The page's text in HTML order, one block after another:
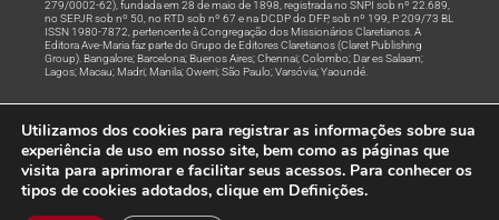
279/0002-62), fundada em 28 de maio de 1898, registrada no SNPI sob nº 22.689,
no SEPJR sob nº 50, no RTD sob nº 67 e na DCDP do DFP, sob nº 199, P. 209/73 BL
ISSN 1980-7872, pertencente à Congregação dos Missionários Claretianos. A
Editora Ave-Maria faz parte do Grupo de Editores Claretianos (Claret Publishing
Group). Bangalore; Barcelona; Buenos Aires; Chennai; Colombo; Dar es Salaam;
Lagos; Macau; Madri; Manila; Owerri; São Paulo; Varsóvia; Yaoundé.
Rede
© Todos os Direitos Reservados
Utilizamos dos cookies para registrar as informações sobre sua
experiência de uso em nosso site, bem como as páginas que
visita para aprimorar e facilitar seus acessos. Para conhecer os
tipos de cookies adotados, clique em Definições.